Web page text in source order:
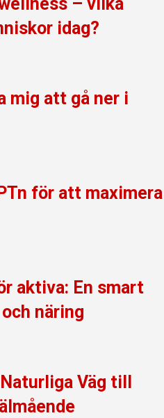
idag?
mig att gå ner i
för att maximera
aktiva: En smart
näring
Väg till